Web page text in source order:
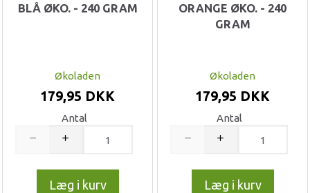
BLÅ ØKO. - 240 GRAM
Økoladen
179,95 DKK
Antal
Læg i kurv
ORANGE ØKO. - 240
GRAM
Økoladen
179,95 DKK
Antal
Læg i kurv